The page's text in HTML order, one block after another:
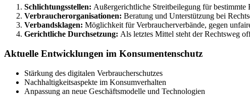
Schlichtungsstellen: Außergerichtliche Streitbeilegung für bestimmte
Verbraucherorganisationen: Beratung und Unterstützung bei
Verbandsklagen: Möglichkeit für Verbraucherverbände, gegen
Gerichtliche Durchsetzung: Als letztes Mittel steht der Rechtsweg
Aktuelle Entwicklungen im Konsumentenschutz
Stärkung des digitalen Verbraucherschutzes
Nachhaltigkeitsaspekte im Konsumverhalten
Anpassung an neue Geschäftsmodelle und Technologien